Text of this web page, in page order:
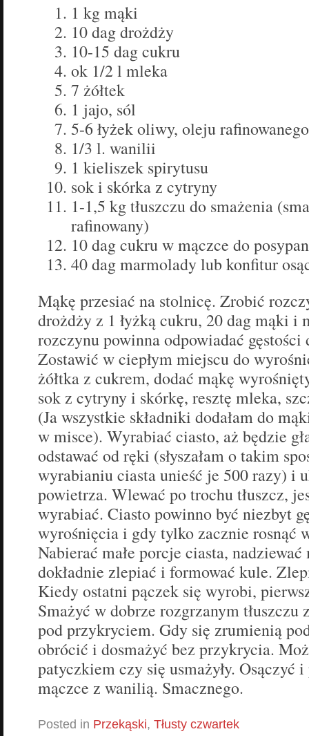
1 kg mąki
10 dag drożdży
10-15 dag cukru
ok 1/2 l mleka
7 żółtek
1 jajo, sól
5-6 łyżek oliwy, oleju
1/3 l. wanilii
1 kieliszek spirytusu
sok i skórka z cytryny
1-1,5 kg tłuszczu do smażenia
rafinowany)
10 dag cukru w mączce do
40 dag marmolady lub konfitur
Mąkę przesiać na stolnicę. Zrobić
drożdży z 1 łyżką cukru, 20 dag mąki i
rozczynu powinna odpowiadać gęstości
Zostawić w ciepłym miejscu do
żółtka z cukrem, dodać mąkę
sok z cytryny i skórkę, resztę mleka,
(Ja wszystkie składniki dodałam do
w misce). Wyrabiać ciasto, aż będzie
odstawać od ręki (słyszałam o takim
wyrabianiu ciasta unieść je 500 razy) i
powietrza. Wlewać po trochu tłuszcz,
wyrabiać. Ciasto powinno być niezbyt
wyrośnięcia i gdy tylko zacznie rosnąć
Nabierać małe porcje ciasta,
dokładnie zlepiać i formować kule.
Kiedy ostatni pączek się wyrobi,
Smażyć w dobrze rozgrzanym tłuszczu
pod przykryciem. Gdy się zrumienią
obrócić i dosmażyć bez przykrycia.
patyczkiem czy się usmażyły. Osączyć
mączce z wanilią. Smacznego.
Posted in Przekąski, Tłusty czwartek